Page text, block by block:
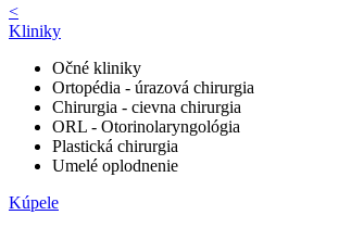
<
Kliniky
Očné kliniky
Ortopédia - úrazová chirurgia
Chirurgia - cievna chirurgia
ORL - Otorinolaryngológia
Plastická chirurgia
Umelé oplodnenie
Kúpele